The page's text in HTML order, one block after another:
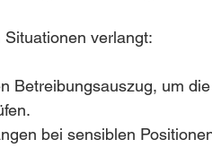
verlangt:
Betreibungsauszug, um die
bei sensiblen